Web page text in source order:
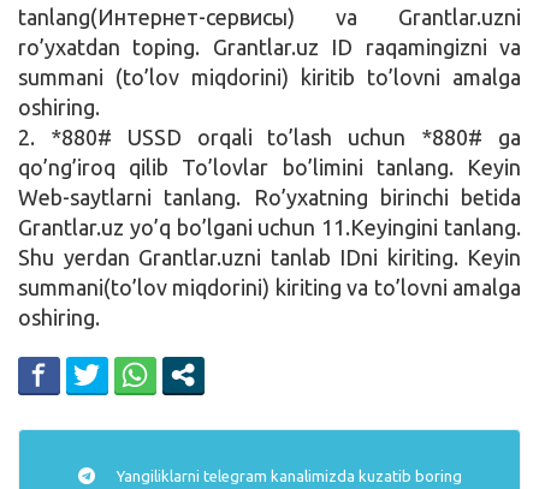
tanlang(Интернет-сервисы) va Grantlar.uzni
ro’yxatdan toping. Grantlar.uz ID raqamingizni va
summani (to’lov miqdorini) kiritib to’lovni amalga
oshiring.
2. *880# USSD orqali to’lash uchun *880# ga
qo’ng’iroq qilib To’lovlar bo’limini tanlang. Keyin
Web-saytlarni tanlang. Ro’yxatning birinchi betida
Grantlar.uz yo’q bo’lgani uchun 11.Keyingini tanlang.
Shu yerdan Grantlar.uzni tanlab IDni kiriting. Keyin
summani(to’lov miqdorini) kiriting va to’lovni amalga
oshiring.
Yangiliklarni telegram kanalimizda kuzatib boring